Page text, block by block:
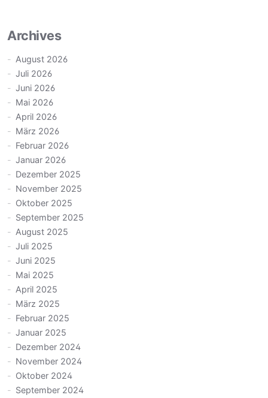
Archives
August 2026
Juli 2026
Juni 2026
Mai 2026
April 2026
März 2026
Februar 2026
Januar 2026
Dezember 2025
November 2025
Oktober 2025
September 2025
August 2025
Juli 2025
Juni 2025
Mai 2025
April 2025
März 2025
Februar 2025
Januar 2025
Dezember 2024
November 2024
Oktober 2024
September 2024